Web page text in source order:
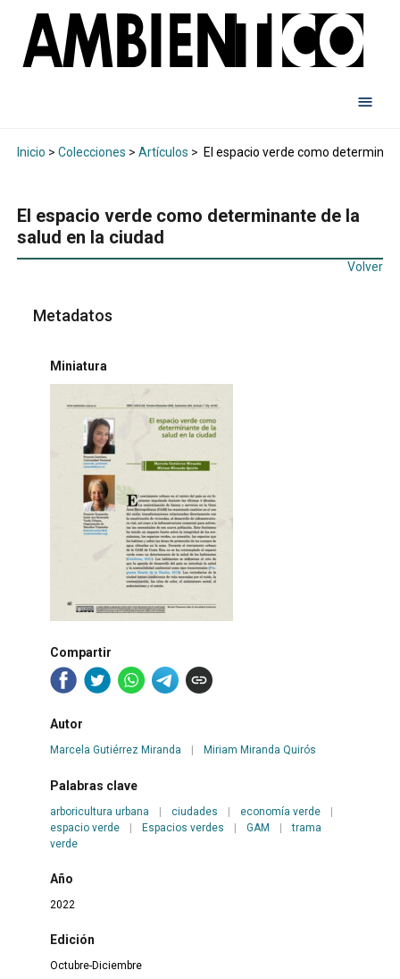
Inicio > Colecciones > Artículos > El espacio verde como
El espacio verde como determinante de la
salud en la ciudad
Volver
Metadatos
Miniatura
Compartir
Autor
Marcela Gutiérrez Miranda Miriam Miranda Quirós
Palabras clave
arboricultura urbana | ciudades | economía verde
|
espacio verde
| Espacios verdes | GAM |
trama
verde
Año
2022
Edición
Octubre-Diciembre